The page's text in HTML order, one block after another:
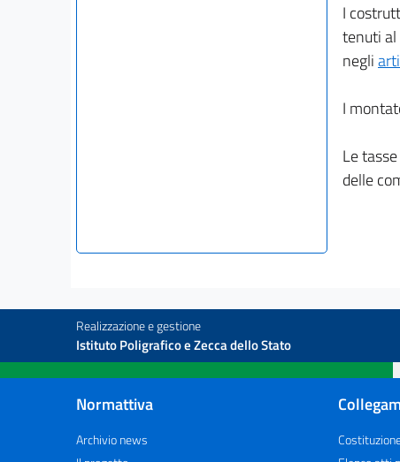
I
tenuti al
negli
I
Le
delle
Realizzazione e gestione
Istituto Poligrafico e Zecca dello Stato
Normattiva
Archivio news